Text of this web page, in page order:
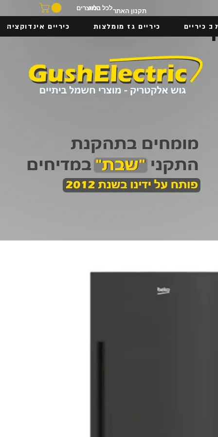
בלוג
לכל המוצרים
כיריים כיריים גז מומלצות כיריים אינדוקציה
תקנון האתר